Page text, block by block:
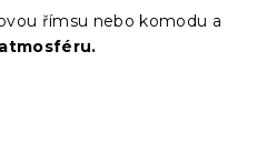
římsu nebo komodu a